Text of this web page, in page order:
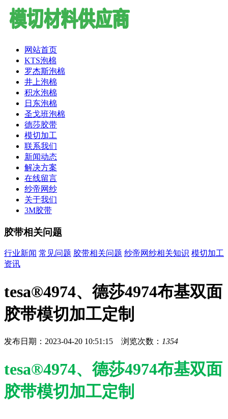
网站首页
KTS泡棉
罗杰斯泡棉
井上泡棉
积水泡棉
日东泡棉
圣戈班泡棉
德莎胶带
模切加工
联系我们
新闻动态
解决方案
在线留言
纱帝网纱
关于我们
3M胶带
胶带相关问题
行业新闻 常见问题 胶带相关问题 纱帝网纱相关知识 模切加工
资讯
tesa®4974、德莎4974布基双面
胶带模切加工定制
发布日期：2023-04-20 10:51:15 浏览次数： 1354
tesa®4974、德莎4974布基双面
胶带模切加工定制